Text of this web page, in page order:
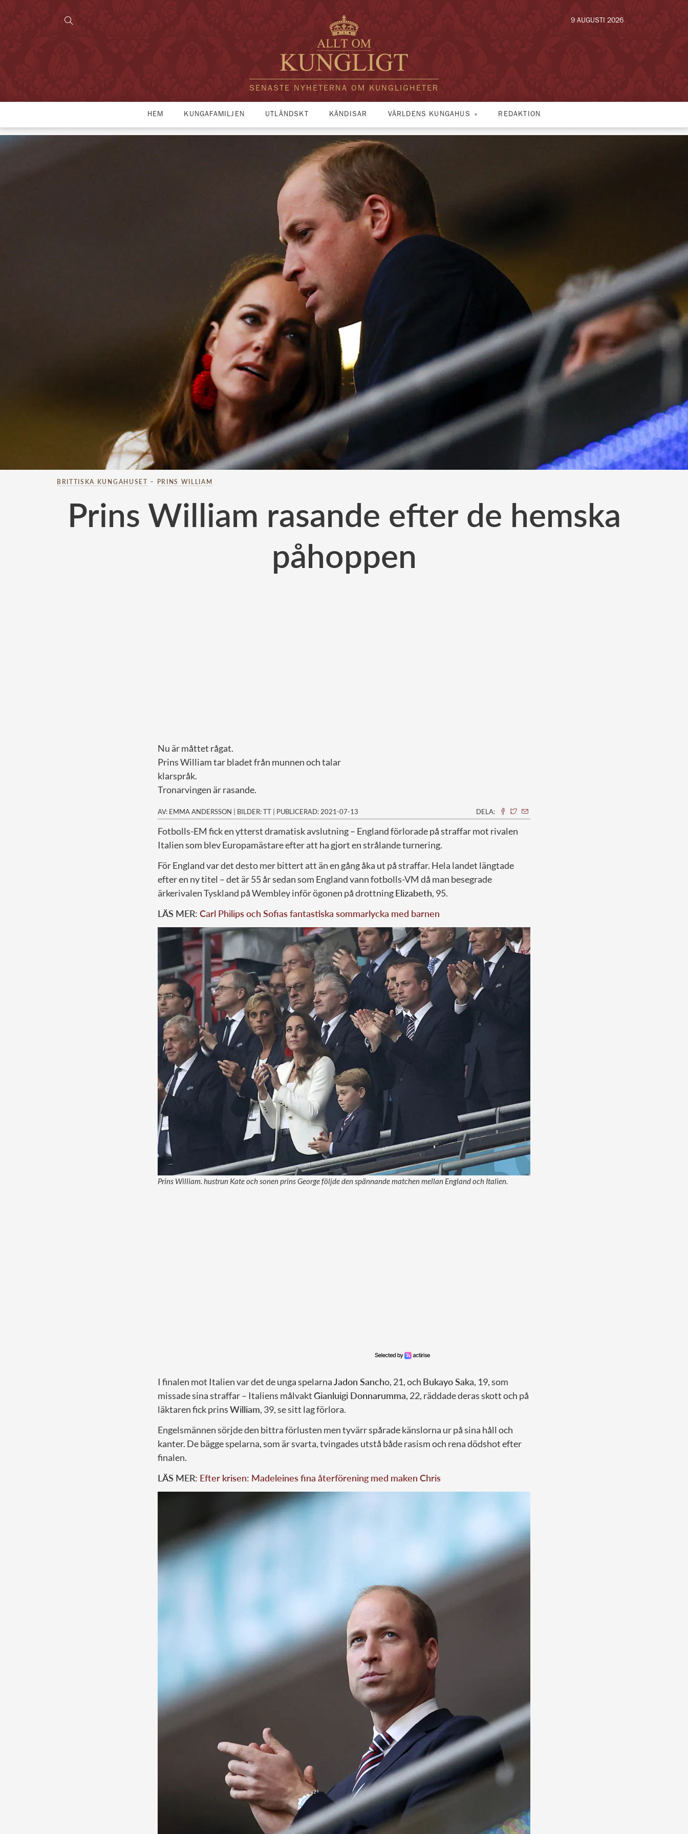
SENASTE NYHETERNA OM KUNGLIGHETER
9 AUGUSTI 2026
HEM KUNGAFAMILJEN UTLÄNDSKT KÄNDISAR VÄRLDENS KUNGAHUS REDAKTION
BRITTISKA KUNGAHUSET – PRINS WILLIAM
Prins William rasande efter de hemska
påhoppen
Nu är måttet rågat.
Prins William tar bladet från munnen och talar
klarspråk.
Tronarvingen är rasande.
AV: EMMA ANDERSSON | BILDER: TT | PUBLICERAD: 2021-07-13 DELA:
Fotbolls-EM fick en ytterst dramatisk avslutning – England förlorade på straffar mot rivalen
Italien som blev Europamästare efter att ha gjort en strålande turnering.
För England var det desto mer bittert att än en gång åka ut på straffar. Hela landet längtade
efter en ny titel – det är 55 år sedan som England vann fotbolls-VM då man besegrade
ärkerivalen Tyskland på Wembley inför ögonen på drottningElizabeth, 95.
LÄS MER: Carl Philips och Sofias fantastiska sommarlycka med barnen
Prins William. hustrun Kate och sonen prins George följde den spännande matchen mellan England och Italien.
I finalen mot Italien var det de unga spelarnaJadon Sancho, 21, och Bukayo Saka, 19, som
missade sina straffar – Italiens målvaktGianluigi Donnarumma, 22, räddade deras skott och på
läktaren fick prinsWilliam, 39, se sitt lag förlora.
Engelsmännen sörjde den bittra förlusten men tyvärr spårade känslorna ur på sina håll och
kanter. De bägge spelarna, som är svarta, tvingades utstå både rasism och rena dödshot efter
finalen.
LÄS MER: Efter krisen: Madeleines fina återförening med maken Chris